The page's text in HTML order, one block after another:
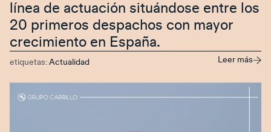
línea de actuación situándose entre los
20 primeros despachos con mayor
crecimiento en España.
etiquetas: Actualidad Leer más